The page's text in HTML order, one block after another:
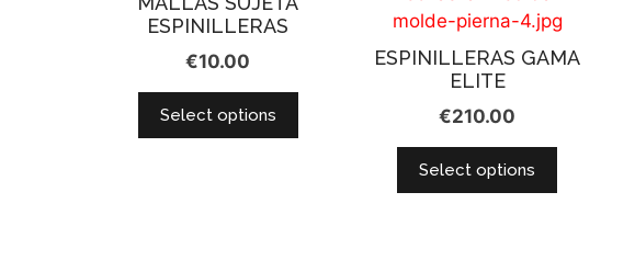
ESPINILLERAS
€10.00
Select options
ESPINILLERAS GAMA
ELITE
€210.00
Select options